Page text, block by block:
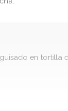
en tortilla